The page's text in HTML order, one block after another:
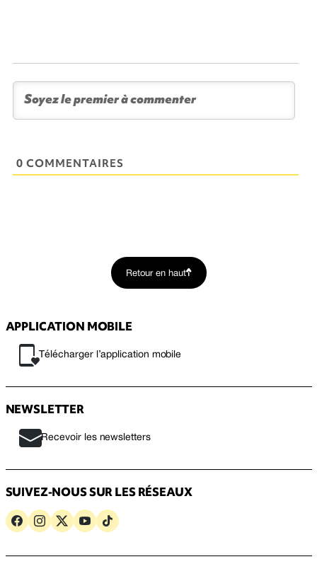
0 COMMENTAIRES
Retour en haut
APPLICATION MOBILE
Télécharger l’application mobile
NEWSLETTER
Recevoir les newsletters
SUIVEZ-NOUS SUR LES RÉSEAUX